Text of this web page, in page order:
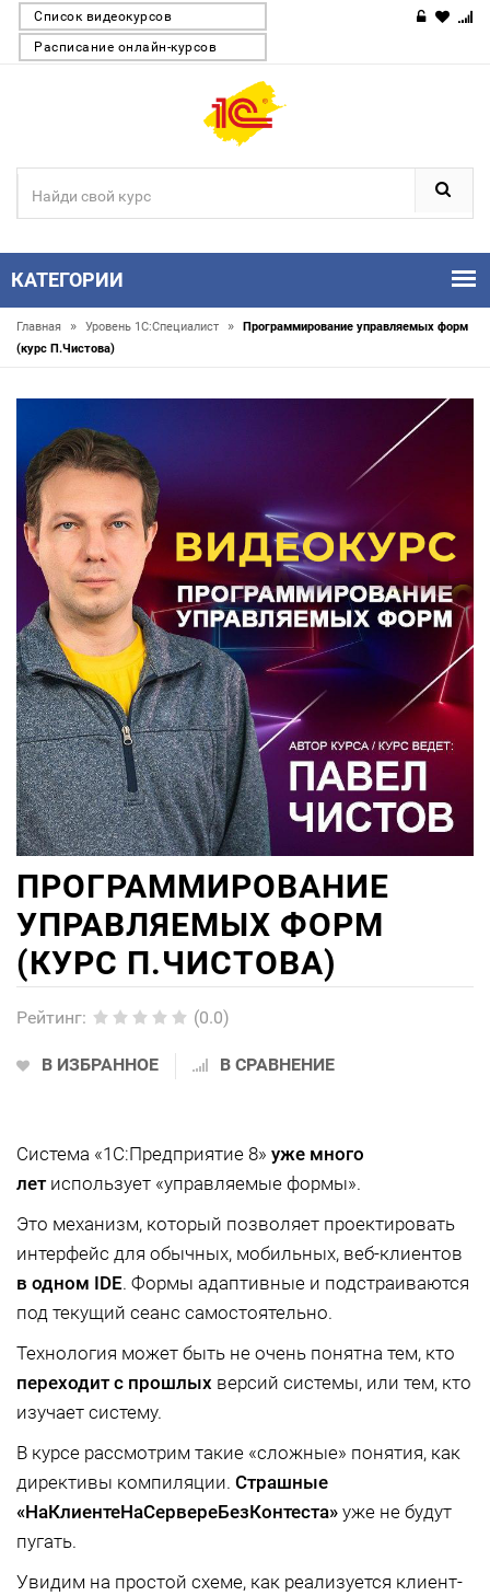
Список видеокурсов
Расписание онлайн-курсов
КАТЕГОРИИ
Главная » Уровень 1С:Специалист »
Программирование управляемых форм
(курс П.Чистова)
ПРОГРАММИРОВАНИЕ
УПРАВЛЯЕМЫХ ФОРМ
(КУРС П.ЧИСТОВА)
Рейтинг: (0.0)
В ИЗБРАННОЕ В СРАВНЕНИЕ
Система «1С:Предприятие 8» уже много
летиспользует «управляемые формы».
Это механизм, который позволяет проектировать
интерфейс для обычных, мобильных, веб-клиентов
в одном IDE. Формы адаптивные и подстраиваются
под текущий сеанс самостоятельно.
Технология может быть не очень понятна тем, кто
переходит с прошлых версий системы, или тем, кто
изучает систему.
В курсе рассмотрим такие «сложные» понятия, как
директивы компиляции. Страшные
«НаКлиентеНаСервереБезКонтеста» уже не будут
пугать.
Увидим на простой схеме, как реализуется клиент-